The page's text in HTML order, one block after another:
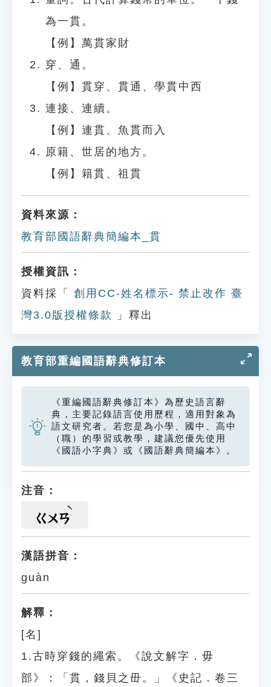
為一貫。
【例】萬貫家財
穿、通。
【例】貫穿、貫通、學貫中西
連接、連續。
【例】連貫、魚貫而入
原籍、世居的地方。
【例】籍貫、祖貫
資料來源：
教育部國語辭典簡編本_貫
授權資訊：
資料採「
創用CC-姓名標示- 禁止改作 臺
灣3.0版授權條款
」釋出
教育部重編國語辭典修訂本
《重編國語辭典修訂本》為歷史語言辭
典，主要記錄語言使用歷程，適用對象為
語文研究者。若您是為小學、國中、高中
（職）的學習或教學，建議您優先使用
《國語小字典》或《國語辭典簡編本》。
注音：
ㄍㄨㄢ
漢語拼音：
guàn
解釋：
[名]
1.古時穿錢的繩索。《說文解字．毋
部》：「貫，錢貝之毌。」《史記．卷三